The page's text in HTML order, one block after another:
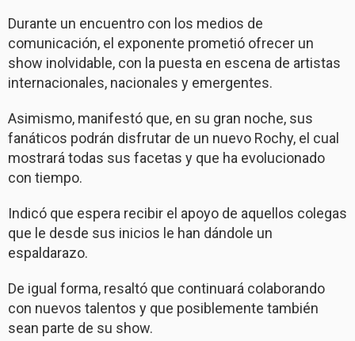
Durante un encuentro con los medios de
comunicación, el exponente prometió ofrecer un
show inolvidable, con la puesta en escena de artistas
internacionales, nacionales y emergentes.
Asimismo, manifestó que, en su gran noche, sus
fanáticos podrán disfrutar de un nuevo Rochy, el cual
mostrará todas sus facetas y que ha evolucionado
con tiempo.
Indicó que espera recibir el apoyo de aquellos colegas
que le desde sus inicios le han dándole un
espaldarazo.
De igual forma, resaltó que continuará colaborando
con nuevos talentos y que posiblemente también
sean parte de su show.